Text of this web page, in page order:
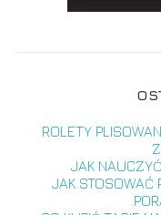
ROLETY
JAK
JAK STOSOWAĆ